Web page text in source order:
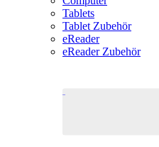
Tablets
Tablet Zubehör
eReader
eReader Zubehör